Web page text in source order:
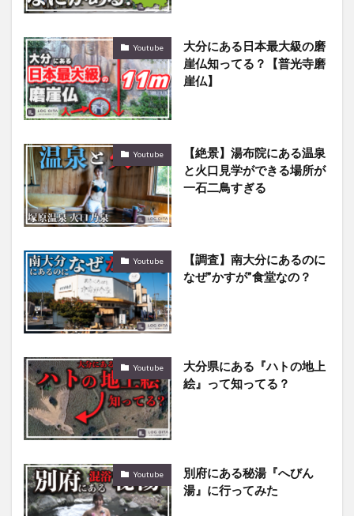
Youtube
大分にある日本最大級の磨
崖仏知ってる？【普光寺磨
崖仏】
Youtube
【絶景】湯布院にある温泉
と火口見学ができる場所が
一石二鳥すぎる
Youtube
【調査】南大分にあるのに
なぜ”かすが”食堂なの？
Youtube
大分県にある『ハトの地上
絵』って知ってる？
Youtube
別府にある秘湯『へびん
湯』に行ってみた